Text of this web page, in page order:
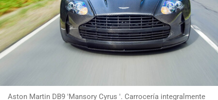
Aston Martin DB9 'Mansory Cyrus '. Carrocería integralmente